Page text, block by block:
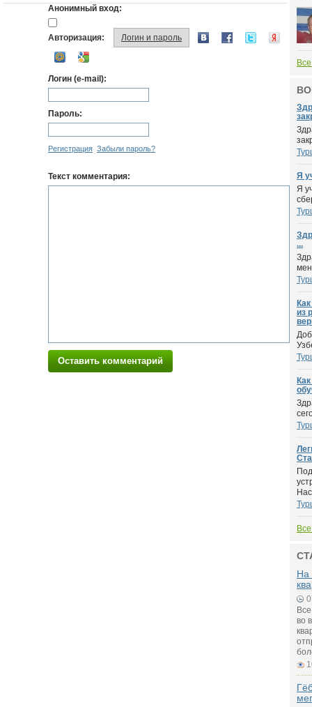
Анонимный вход:
Авторизация: Логин и пароль
Логин (e-mail):
Пароль:
Регистрация Забыли пароль?
Текст комментария:
Оставить комментарий
Я
Я
...
из
На
во